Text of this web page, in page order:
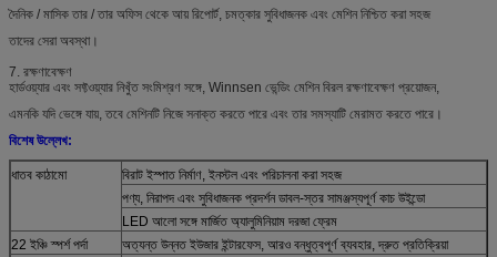
দৈনিক / মাসিক তার / তার অফিস থেকে আয় রিপোর্ট, চমত্কার সুবিধাজনক এবং মেশিন নিশ্চিত করা সহজ
তাদের সেরা অবস্থা।
7. রক্ষণাবেক্ষণ
হার্ডওয়্যার এবং সফ্টওয়্যার নিখুঁত সংমিশ্রণ সঙ্গে, Winnsen ভেন্ডিং মেশিন বিরল রক্ষণাবেক্ষণ প্রয়োজন,
এমনকি যদি ভেঙ্গে যায়, তবে মেশিনটি নিজে সনাক্ত করতে পারে এবং তার সমস্যাটি মেরামত করতে পারে।
বিশেষ উল্লেখ:
ধাতব কাঠামো
বিরাট ইস্পাত নির্মাণ, ইনস্টল এবং পরিচালনা করা সহজ
পণ্য, নিরাপদ এবং সুবিধাজনক প্রদর্শন ডাবল-স্তর সামঞ্জস্যপূর্ণ কাচ উইন্ডো
LED আলো সঙ্গে মার্জিত অ্যালুমিনিয়াম দরজা ফ্রেম
22 ইঞ্চি স্পর্শ পর্দা
অত্যন্ত উন্নত ইউজার ইন্টারফেস, আরও বন্ধুত্বপূর্ণ ব্যবহার, দ্রুত প্রতিক্রিয়া